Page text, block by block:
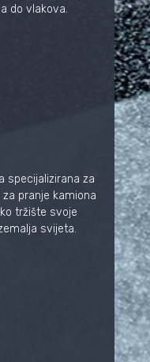
do vlakova.
specijalizirana za
pranje kamiona
tržište svoje
svijeta.